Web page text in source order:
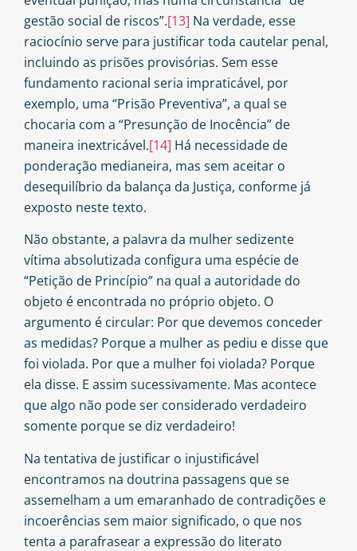
gestão social de riscos”.[13] Na verdade, esse
raciocínio serve para justificar toda cautelar penal,
incluindo as prisões provisórias. Sem esse
fundamento racional seria impraticável, por
exemplo, uma “Prisão Preventiva”, a qual se
chocaria com a “Presunção de Inocência” de
maneira inextricável.[14] Há necessidade de
ponderação medianeira, mas sem aceitar o
desequilíbrio da balança da Justiça, conforme já
exposto neste texto.
Não obstante, a palavra da mulher sedizente
vítima absolutizada configura uma espécie de
“Petição de Princípio” na qual a autoridade do
objeto é encontrada no próprio objeto. O
argumento é circular: Por que devemos conceder
as medidas? Porque a mulher as pediu e disse que
foi violada. Por que a mulher foi violada? Porque
ela disse. E assim sucessivamente. Mas acontece
que algo não pode ser considerado verdadeiro
somente porque se diz verdadeiro!
Na tentativa de justificar o injustificável
encontramos na doutrina passagens que se
assemelham a um emaranhado de contradições e
incoerências sem maior significado, o que nos
tenta a parafrasear a expressão do literato